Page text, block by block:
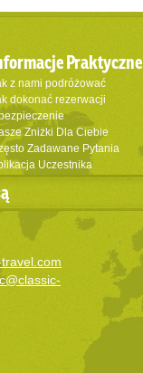
Praktyczne
z nami podróżować
dokonać rezerwacji
Zniżki Dla Ciebie
Zadawane Pytania
Uczestnika